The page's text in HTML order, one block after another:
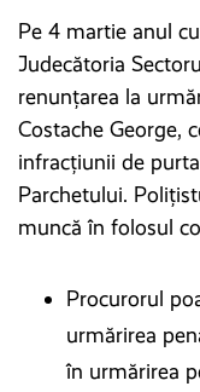
Pe 4 martie anul
Judecătoria
renunțarea la
Costache George,
infracţiunii de
Parchetului.
muncă în folosul
Procurorul
urmărirea
în urmărirea